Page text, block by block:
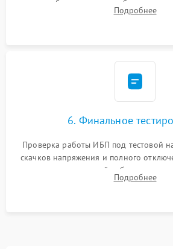
калибровки констант батареи,
срабатывания AVR и сброса
Подробнее
6. Финальное
Проверка работы ИБП под тестовой
скачков напряжения и полного
времени автономной работы,
корректности формыПодробнее